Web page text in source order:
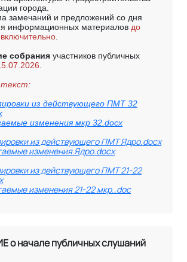
города.
замечаний и предложений со дня
информационных материалов до
включительно.
собрания участников публичных
.
из действующего ПМТ 32
изменения мкр 32.docx
из действующего ПМТ Ядро.docx
изменения Ядро.docx
из действующего ПМТ 21-22
изменения 21-22 мкр..doc
начале публичных слушаний